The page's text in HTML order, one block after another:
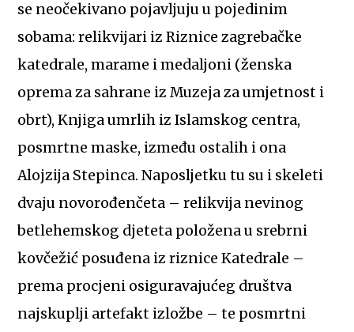
se neočekivano pojavljuju u pojedinim
sobama: relikvijari iz Riznice zagrebačke
katedrale, marame i medaljoni (ženska
oprema za sahrane iz Muzeja za umjetnost i
obrt), Knjiga umrlih iz Islamskog centra,
posmrtne maske, između ostalih i ona
Alojzija Stepinca. Naposljetku tu su i skeleti
dvaju novorođenčeta – relikvija nevinog
betlehemskog djeteta položena u srebrni
kovčežić posuđena iz riznice Katedrale –
prema procjeni osiguravajućeg društva
najskuplji artefakt izložbe – te posmrtni